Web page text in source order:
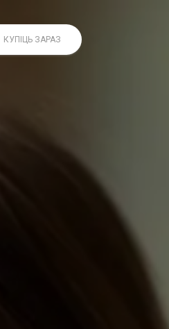
КУПІЦЬ ЗАРАЗ